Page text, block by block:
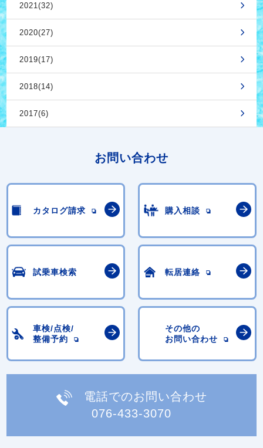
2021(32)
2020(27)
2019(17)
2018(14)
2017(6)
お問い合わせ
カタログ請求 購入相談
試乗車検索 転居連絡
車検/点検/
整備予約
その他の
お問い合わせ
電話でのお問い合わせ
076-433-3070